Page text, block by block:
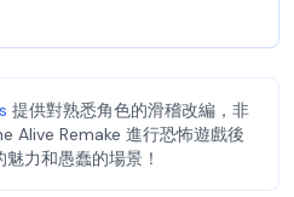
提供對熟悉角色的滑稽改編，非
Alive Remake 進行恐怖遊戲後
力和愚蠢的場景！